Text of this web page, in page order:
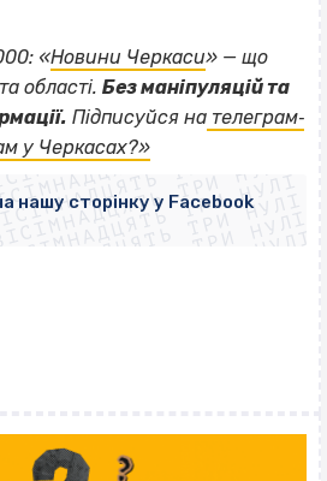
«Новини Черкаси» — що
області. Без маніпуляцій та
Підписуйся на телеграм‐
у Черкасах?»
ТРИ НУЛІ
ТРИ НУЛІ
ТРИ НУЛІ
ТРИ НУЛІ
ТРИ НУЛІ
ВІСІМНАДЦЯТЬ ТРИ НУЛІ
ВІСІМНАДЦЯТЬ ТРИ НУЛІ
ВІСІМНАДЦЯТЬ ТРИ НУЛІ
нашу сторінку у Facebook